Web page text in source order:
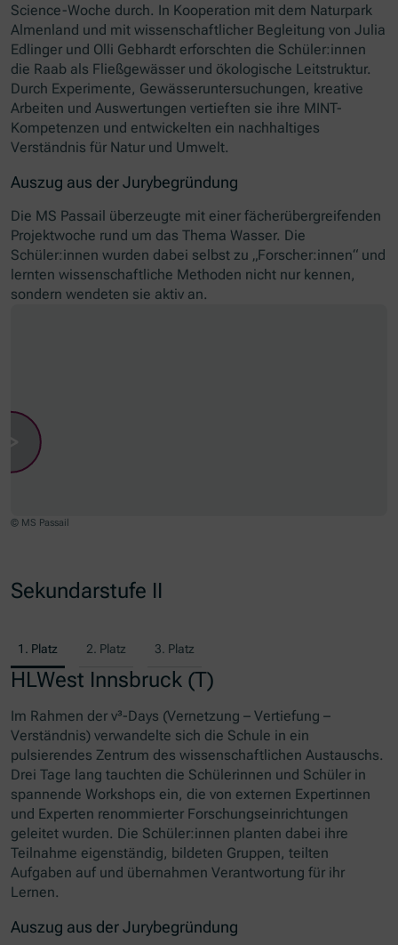
Science-Woche durch. In Kooperation mit dem Naturpark
Almenland und mit wissenschaftlicher Begleitung von Julia
Edlinger und Olli Gebhardt erforschten die Schüler:innen
die Raab als Fließgewässer und ökologische Leitstruktur.
Durch Experimente, Gewässeruntersuchungen, kreative
Arbeiten und Auswertungen vertieften sie ihre MINT-
Kompetenzen und entwickelten ein nachhaltiges
Verständnis für Natur und Umwelt.
Auszug aus der Jurybegründung
Die MS Passail überzeugte mit einer fächerübergreifenden
Projektwoche rund um das Thema Wasser. Die
Schüler:innen wurden dabei selbst zu „Forscher:innen“ und
lernten wissenschaftliche Methoden nicht nur kennen,
sondern wendeten sie aktiv an.
© MS Passail
Sekundarstufe II
1. Platz 2. Platz 3. Platz
HLWest Innsbruck (T)
Im Rahmen der v³-Days (Vernetzung – Vertiefung –
Verständnis) verwandelte sich die Schule in ein
pulsierendes Zentrum des wissenschaftlichen Austauschs.
Drei Tage lang tauchten die Schülerinnen und Schüler in
spannende Workshops ein, die von externen Expertinnen
und Experten renommierter Forschungseinrichtungen
geleitet wurden. Die Schüler:innen planten dabei ihre
Teilnahme eigenständig, bildeten Gruppen, teilten
Aufgaben auf und übernahmen Verantwortung für ihr
Lernen.
Auszug aus der Jurybegründung